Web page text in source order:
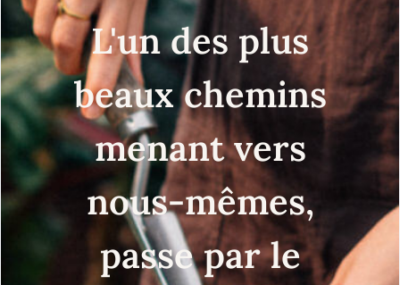
L'un des plus
beaux chemins
menant vers
nous-mêmes,
passe par le